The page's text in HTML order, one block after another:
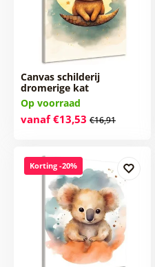
Canvas schilderij
dromerige kat
Op voorraad
vanaf €13,53 €16,91
Korting -20%